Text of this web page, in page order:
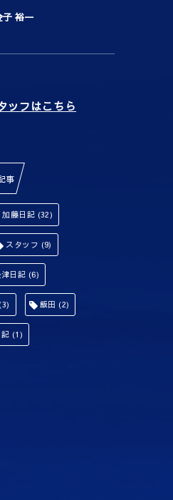
子 裕一
ッフはこちら
事
加藤日記 (32)
スタッフ (9)
日記 (6)
飯田 (2)
(1)